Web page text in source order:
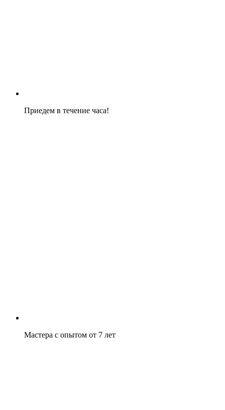
Приедем в течение часа!
Мастера с опытом от 7 лет